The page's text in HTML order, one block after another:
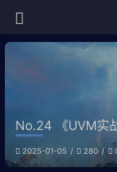
No.24 《UVM实
2025-01-05 280